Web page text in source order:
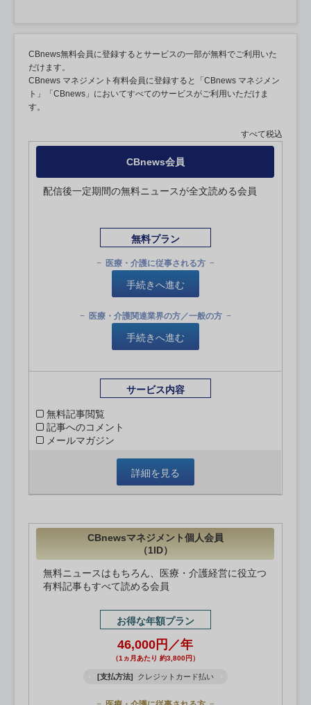
CBnews無料会員に登録するとサービスの一部が無料でご利用いた
だけます。
CBnews マネジメント有料会員に登録すると「CBnews マネジメン
ト」「CBnews」においてすべてのサービスがご利用いただけま
す。
すべて税込
CBnews会員
配信後一定期間の無料ニュースが全文読める会員
無料プラン
医療・介護に従事される方
手続きへ進む
医療・介護関連業界の方／一般の方
手続きへ進む
サービス内容
無料記事閲覧
記事へのコメント
メールマガジン
詳細を見る
CBnewsマネジメント個人会員
（1ID）
無料ニュースはもちろん、医療・介護経営に役立つ
有料記事もすべて読める会員
お得な年額プラン
46,000円／年
（1ヵ月あたり 約3,800円）
[支払方法] クレジットカード払い